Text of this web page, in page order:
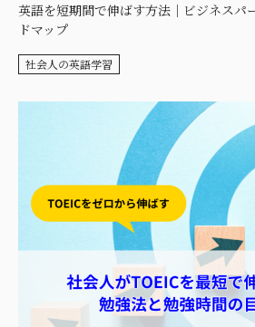
英語を短期間で伸ばす方法｜ビジネスパ
ドマップ
社会人の英語学習